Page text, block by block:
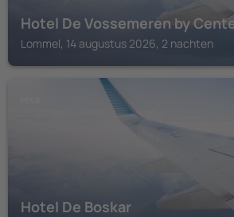
Hotel De Vossemeren by
Lommel, 14 augustus 2026, 2 nachten
Hotel De Boskar